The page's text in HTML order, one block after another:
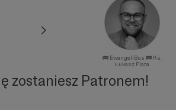
🚌 EwangeliBus 🚌 Ks.
Łukasz Plata
zostaniesz Patronem!